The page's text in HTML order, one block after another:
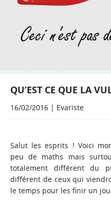
QU’EST CE QUE LA
16/02/2016 | Evariste
Salut les esprits ! Voici
peu de maths mais
totalement différent du
différent de ceux qui
le temps pour les finir un